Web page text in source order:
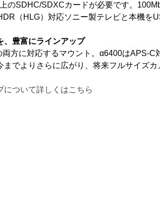
のSDHC/SDXCカードが必要です。
（HLG）対応ソニー製テレビと本機を
、豊富にラインアップ
方に対応するマウント。α6400はAPS-
でよりさらに広がり、将来フルサイズ
ついて詳しくはこちら